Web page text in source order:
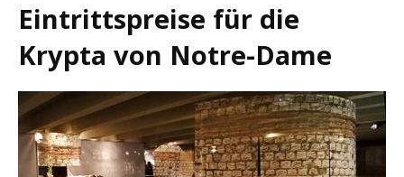
Eintrittspreise für die
Krypta von Notre-Dame